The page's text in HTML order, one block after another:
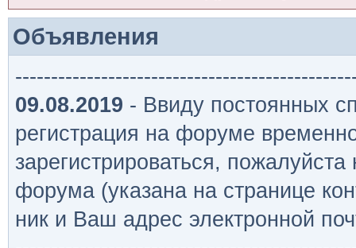
Объявления
09.08.2019 - Ввиду постоянных
регистрация на форуме
зарегистрироваться,
форума (указана на странице
ник и Ваш адрес электронной